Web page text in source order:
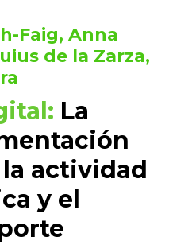
Faig, Anna
de la Zarza,
La
actividad
y el